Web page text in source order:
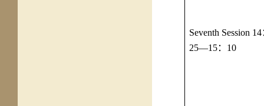
Seventh Session 14
25—15： 10